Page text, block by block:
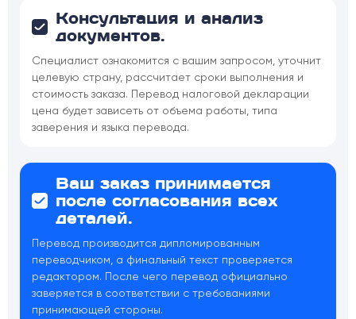
Консультация и анализ
документов.
Специалист ознакомится с вашим запросом, уточнит
целевую страну, рассчитает сроки выполнения и
стоимость заказа. Перевод налоговой декларации
цена будет зависеть от объема работы, типа
заверения и языка перевода.
Ваш заказ принимается
после согласования всех
деталей.
Перевод производится дипломированным
переводчиком, а финальный текст проверяется
редактором. После чего перевод официально
заверяется в соответствии с требованиями
принимающей стороны.